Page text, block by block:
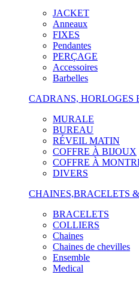
JACKET
Anneaux
FIXES
Pendantes
PERÇAGE
Accessoires
Barbelles
CADRANS, HORLOGES
MURALE
BUREAU
RÉVEIL MATIN
COFFRE À BIJOUX
COFFRE À
DIVERS
CHAINES,BRACELETS
BRACELETS
COLLIERS
Chaines
Chaines de chevilles
Ensemble
Medical